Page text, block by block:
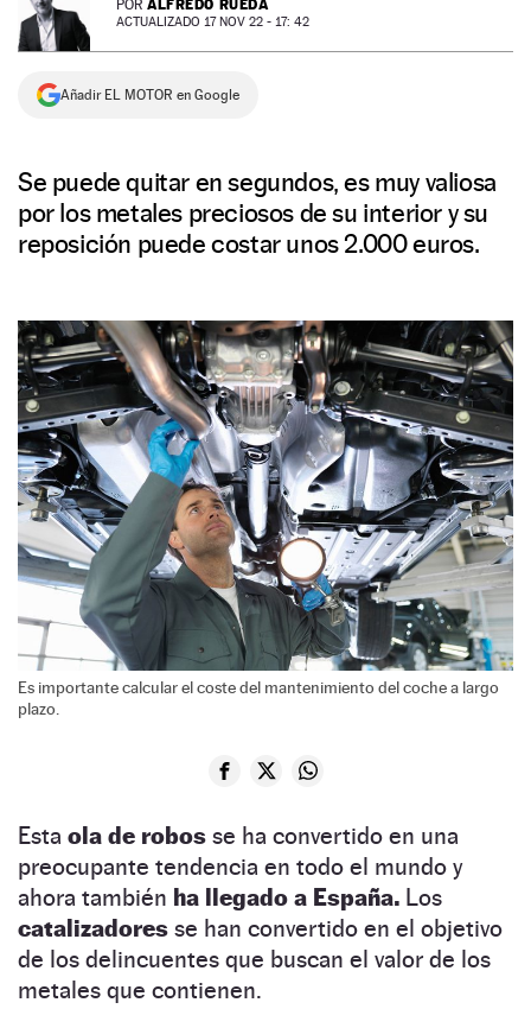
NEWSLETTER
SÍGUENOS
POR ALFREDO RUEDA
ACTUALIZADO 17 NOV 22 - 17: 42
Añadir EL MOTOR en Google
Se puede quitar en segundos, es muy valiosa
por los metales preciosos de su interior y su
reposición puede costar unos 2.000 euros.
Es importante calcular el coste del mantenimiento del coche a largo
plazo.
Esta ola de robos se ha convertido en una
preocupante tendencia en todo el mundo y
ahora también ha llegado a España. Los
catalizadores se han convertido en el objetivo
de los delincuentes que buscan el valor de los
metales que contienen.